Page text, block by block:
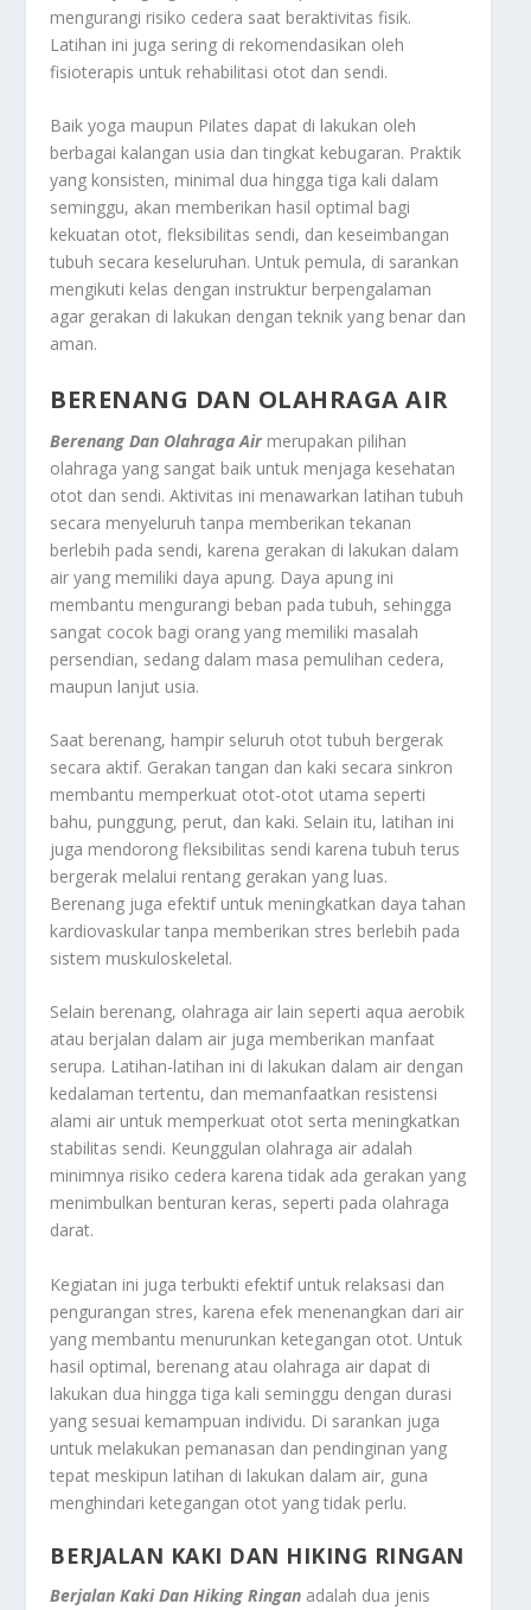
mengurangi risiko cedera saat beraktivitas fisik.
Latihan ini juga sering di rekomendasikan oleh
fisioterapis untuk rehabilitasi otot dan sendi.
Baik yoga maupun Pilates dapat di lakukan oleh
berbagai kalangan usia dan tingkat kebugaran. Praktik
yang konsisten, minimal dua hingga tiga kali dalam
seminggu, akan memberikan hasil optimal bagi
kekuatan otot, fleksibilitas sendi, dan keseimbangan
tubuh secara keseluruhan. Untuk pemula, di sarankan
mengikuti kelas dengan instruktur berpengalaman
agar gerakan di lakukan dengan teknik yang benar dan
aman.
BERENANG DAN OLAHRAGA AIR
Berenang Dan Olahraga Airmerupakan pilihan
olahraga yang sangat baik untuk menjaga kesehatan
otot dan sendi. Aktivitas ini menawarkan latihan tubuh
secara menyeluruh tanpa memberikan tekanan
berlebih pada sendi, karena gerakan di lakukan dalam
air yang memiliki daya apung. Daya apung ini
membantu mengurangi beban pada tubuh, sehingga
sangat cocok bagi orang yang memiliki masalah
persendian, sedang dalam masa pemulihan cedera,
maupun lanjut usia.
Saat berenang, hampir seluruh otot tubuh bergerak
secara aktif. Gerakan tangan dan kaki secara sinkron
membantu memperkuat otot-otot utama seperti
bahu, punggung, perut, dan kaki. Selain itu, latihan ini
juga mendorong fleksibilitas sendi karena tubuh terus
bergerak melalui rentang gerakan yang luas.
Berenang juga efektif untuk meningkatkan daya tahan
kardiovaskular tanpa memberikan stres berlebih pada
sistem muskuloskeletal.
Selain berenang, olahraga air lain seperti aqua aerobik
atau berjalan dalam air juga memberikan manfaat
serupa. Latihan-latihan ini di lakukan dalam air dengan
kedalaman tertentu, dan memanfaatkan resistensi
alami air untuk memperkuat otot serta meningkatkan
stabilitas sendi. Keunggulan olahraga air adalah
minimnya risiko cedera karena tidak ada gerakan yang
menimbulkan benturan keras, seperti pada olahraga
darat.
Kegiatan ini juga terbukti efektif untuk relaksasi dan
pengurangan stres, karena efek menenangkan dari air
yang membantu menurunkan ketegangan otot. Untuk
hasil optimal, berenang atau olahraga air dapat di
lakukan dua hingga tiga kali seminggu dengan durasi
yang sesuai kemampuan individu. Di sarankan juga
untuk melakukan pemanasan dan pendinginan yang
tepat meskipun latihan di lakukan dalam air, guna
menghindari ketegangan otot yang tidak perlu.
BERJALAN KAKI DAN HIKING RINGAN
Berjalan Kaki Dan Hiking Ringan adalah dua jenis